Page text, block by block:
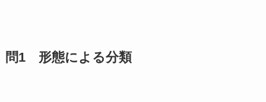
問1 形態による分類